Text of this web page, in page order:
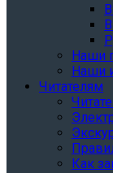
Наши
Наши
Читателям
Как